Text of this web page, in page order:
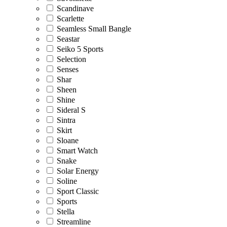
Scandinave
Scarlette
Seamless Small Bangle
Seastar
Seiko 5 Sports
Selection
Senses
Shar
Sheen
Shine
Sideral S
Sintra
Skirt
Sloane
Smart Watch
Snake
Solar Energy
Soline
Sport Classic
Sports
Stella
Streamline